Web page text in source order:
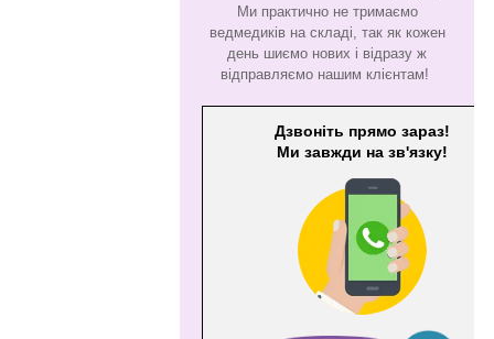
Ми практично не тримаємо
ведмедиків на складі, так як кожен
день шиємо нових і відразу ж
відправляємо нашим клієнтам!
Дзвоніть прямо зараз!
Ми завжди на зв'язку!